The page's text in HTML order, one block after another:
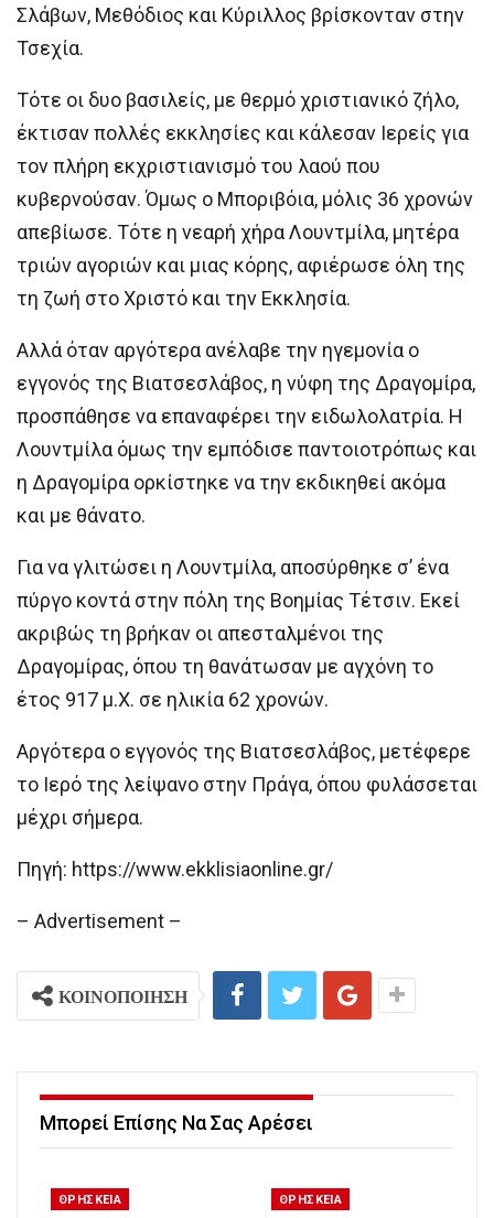
Σλάβων, Μεθόδιος και Κύριλλος βρίσκονταν στην
Τσεχία.
Τότε οι δυο βασιλείς, με θερμό χριστιανικό ζήλο,
έκτισαν πολλές εκκλησίες και κάλεσαν Ιερείς για
τον πλήρη εκχριστιανισμό του λαού που
κυβερνούσαν. Όμως ο Μποριβόια, μόλις 36 χρονών
απεβίωσε. Τότε η νεαρή χήρα Λουντμίλα, μητέρα
τριών αγοριών και μιας κόρης, αφιέρωσε όλη της
τη ζωή στο Χριστό και την Εκκλησία.
Αλλά όταν αργότερα ανέλαβε την ηγεμονία ο
εγγονός της Βιατσεσλάβος, η νύφη της Δραγομίρα,
προσπάθησε να επαναφέρει την ειδωλολατρία. Η
Λουντμίλα όμως την εμπόδισε παντοιοτρόπως και
η Δραγομίρα ορκίστηκε να την εκδικηθεί ακόμα
και με θάνατο.
Για να γλιτώσει η Λουντμίλα, αποσύρθηκε σ’ ένα
πύργο κοντά στην πόλη της Βοημίας Τέτσιν. Εκεί
ακριβώς τη βρήκαν οι απεσταλμένοι της
Δραγομίρας, όπου τη θανάτωσαν με αγχόνη το
έτος 917 μ.Χ. σε ηλικία 62 χρονών.
Αργότερα ο εγγονός της Βιατσεσλάβος, μετέφερε
το Ιερό της λείψανο στην Πράγα, όπου φυλάσσεται
μέχρι σήμερα.
Πηγή: https://www.ekklisiaonline.gr/
– Advertisement –
ΚΟΙΝΟΠΟΙΗΣΗ
Μπορεί Επίσης Να Σας Αρέσει
ΘΡΗΣΚΕΙΑ ΘΡΗΣΚΕΙΑ